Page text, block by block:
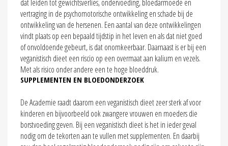
dat leiden tot gewichtsverlies, ondervoeding, bloedarmoede en
vertraging in de psychomotorische ontwikkeling en schade bij de
ontwikkeling van de hersenen. Een aantal van deze ontwikkelingen
vindt plaats op een bepaald tijdstip in het leven en als dat niet goed
of onvoldoende gebeurt, is dat onomkeerbaar. Daarnaast is er bij een
veganistisch dieet een riscio op een overmaat aan kalium en vezels.
Met als risico onder andere een te hoge bloeddruk.
SUPPLEMENTEN EN BLOEDONDERZOEK
De Academie raadt daarom een veganistisch dieet zeer sterk af voor
kinderen en bijvoorbeeld ook zwangere vrouwen en moeders die
borstvoeding geven. Bij een veganistisch dieet is het in ieder geval
nodig om de tekorten aan te vullen met supplementen. En daarbij